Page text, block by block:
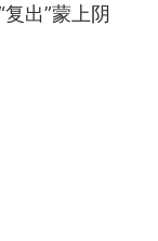
出”蒙上阴